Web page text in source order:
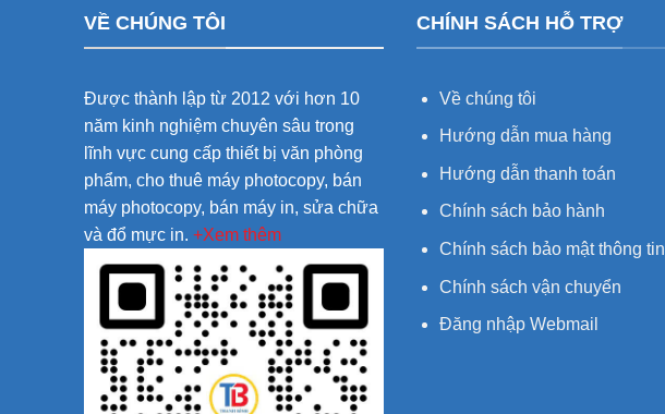
VỀ CHÚNG TÔI
Được thành lập từ 2012 với hơn 10
năm kinh nghiệm chuyên sâu trong
lĩnh vực cung cấp thiết bị văn phòng
phẩm, cho thuê máy photocopy, bán
máy photocopy, bán máy in, sửa chữa
và đổ mực in. +Xem thêm
CHÍNH SÁCH HỖ TRỢ
Về chúng tôi
Hướng dẫn mua hàng
Hướng dẫn thanh toán
Chính sách bảo hành
Chính sách bảo mật thông tin
Chính sách vận chuyển
Đăng nhập Webmail